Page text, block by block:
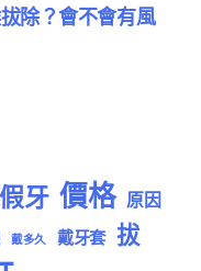
除？會不會有風
假牙 價格 原因
戴多久 戴牙套 拔